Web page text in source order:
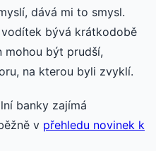
dává mi to smysl.
bývá krátkodobě
mohou být prudší,
na kterou byli zvyklí.
banky zajímá
v přehledu novinek k